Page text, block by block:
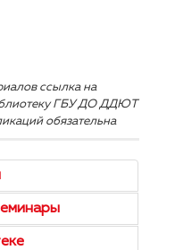
ссылка на
ГБУ ДО ДДЮТ
обязательна